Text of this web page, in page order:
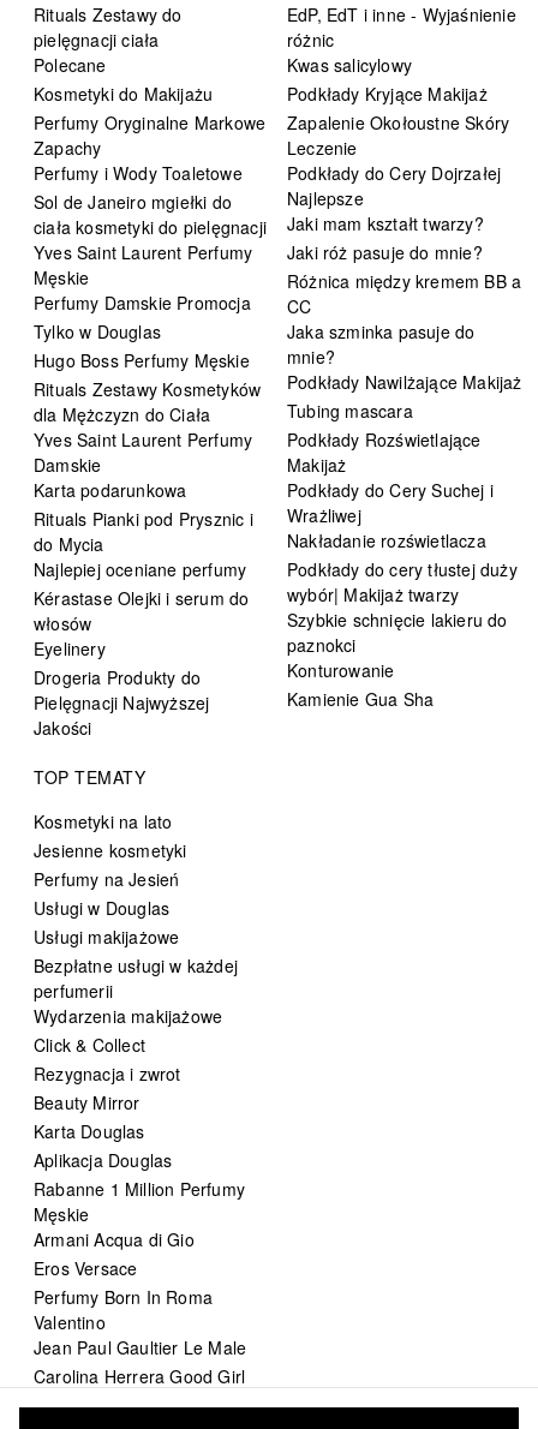
Rituals Zestawy do
pielęgnacji ciała
Polecane
Kosmetyki do Makijażu
Perfumy Oryginalne Markowe
Zapachy
Perfumy i Wody Toaletowe
Sol de Janeiro mgiełki do
ciała kosmetyki do pielęgnacji
Yves Saint Laurent Perfumy
Męskie
Perfumy Damskie Promocja
Tylko w Douglas
Hugo Boss Perfumy Męskie
Rituals Zestawy Kosmetyków
dla Mężczyzn do Ciała
Yves Saint Laurent Perfumy
Damskie
Karta podarunkowa
Rituals Pianki pod Prysznic i
do Mycia
Najlepiej oceniane perfumy
Kérastase Olejki i serum do
włosów
Eyelinery
Drogeria Produkty do
Pielęgnacji Najwyższej
Jakości
EdP, EdT i inne - Wyjaśnienie
różnic
Kwas salicylowy
Podkłady Kryjące Makijaż
Zapalenie Okołoustne Skóry
Leczenie
Podkłady do Cery Dojrzałej
Najlepsze
Jaki mam kształt twarzy?
Jaki róż pasuje do mnie?
Różnica między kremem BB a
CC
Jaka szminka pasuje do
mnie?
Podkłady Nawilżające Makijaż
Tubing mascara
Podkłady Rozświetlające
Makijaż
Podkłady do Cery Suchej i
Wrażliwej
Nakładanie rozświetlacza
Podkłady do cery tłustej duży
wybór| Makijaż twarzy
Szybkie schnięcie lakieru do
paznokci
Konturowanie
Kamienie Gua Sha
TOP TEMATY
Kosmetyki na lato
Jesienne kosmetyki
Perfumy na Jesień
Usługi w Douglas
Usługi makijażowe
Bezpłatne usługi w każdej
perfumerii
Wydarzenia makijażowe
Click & Collect
Rezygnacja i zwrot
Beauty Mirror
Karta Douglas
Aplikacja Douglas
Rabanne 1 Million Perfumy
Męskie
Armani Acqua di Gio
Eros Versace
Perfumy Born In Roma
Valentino
Jean Paul Gaultier Le Male
Carolina Herrera Good Girl
DIOR Sauvage